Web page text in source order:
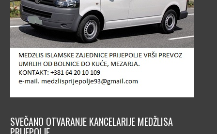
SVEČANO OTVARANJE KANCELARIJE MEDŽLISA